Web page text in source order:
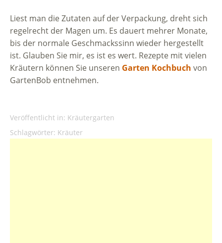
Liest man die Zutaten auf der Verpackung, dreht sich
regelrecht der Magen um. Es dauert mehrer Monate,
bis der normale Geschmackssinn wieder hergestellt
ist. Glauben Sie mir, es ist es wert. Rezepte mit vielen
Kräutern können Sie unseren Garten Kochbuch von
GartenBob entnehmen.
Veröffentlicht in: Kräutergarten
Schlagwörter: Kräuter